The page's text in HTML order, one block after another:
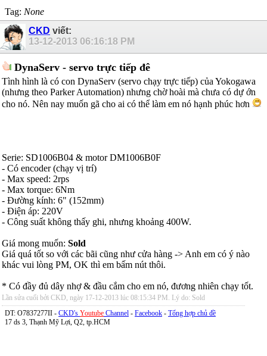
Tag: None
CKD viết:
13-12-2013 06:16:18 PM
DynaServ - servo trực tiếp đê
Tình hình là có con DynaServ (servo chạy trực tiếp) của Yokogawa
(nhưng theo Parker Automation) nhưng chờ hoài mà chưa có dự ớn
cho nó. Nên nay muốn gã cho ai có thể làm em nó hạnh phúc hơn
Serie: SD1006B04 & motor DM1006B0F
- Có encoder (chạy vị trí)
- Max speed: 2rps
- Max torque: 6Nm
- Đường kính: 6" (152mm)
- Điện áp: 220V
- Công suất không thấy ghi, nhưng khoảng 400W.
Giá mong muốn: Sold
Giá quá tốt so với các bãi cũng như cửa hàng -> Anh em có ý nào
khác vui lòng PM, OK thì em bấm nút thôi.
* Có đầy đủ dây nhợ & đầu cắm cho em nó, đương nhiên chạy tốt.
Lần sửa cuối bởi CKD, ngày 17-12-2013 lúc 08:15:34 PM . Lý do: Sold
DT: O7837277II - CKD's Youtube Channel - Facebook - Tổng hợp chủ đề
17 ds 3, Thạnh Mỹ Lợi, Q2, tp.HCM